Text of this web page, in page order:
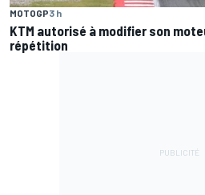
MOTOGP3 h
KTM autorisé à modifier son
répétition